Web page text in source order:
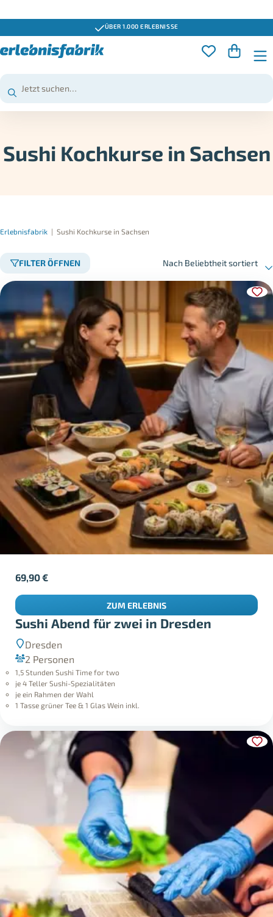
ÜBER 1.000 ERLEBNISSE
Sushi Kochkurse in Sachsen
Erlebnisfabrik | Sushi Kochkurse in Sachsen
FILTER ÖFFNEN Nach Beliebtheit sortiert
Sushi Abend für zwei in Dresden
Dresden
2 Personen
1,5 Stunden Sushi Time for two
je 4 Teller Sushi-Spezialitäten
je ein Rahmen der Wahl
1 Tasse grüner Tee & 1 Glas Wein inkl.
69,90€
ZUM ERLEBNIS